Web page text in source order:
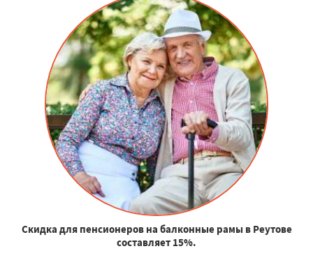
Скидка для пенсионеров на балконные рамы в Реутове
составляет 15%.